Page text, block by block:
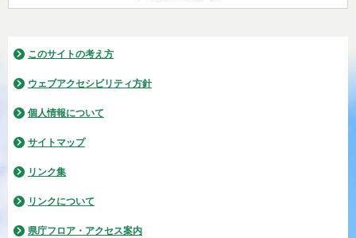
このサイトの考え方
ウェブアクセシビリティ方針
個人情報について
サイトマップ
リンク集
リンクについて
県庁フロア・アクセス案内